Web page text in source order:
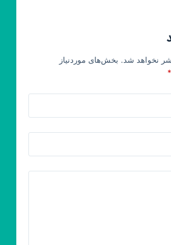
نخواهد شد. بخش‌های موردنیاز
*